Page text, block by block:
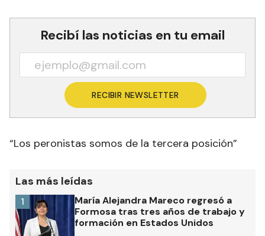
Recibí las noticias en tu email
RECIBIR NEWSLETTER
“Los peronistas somos de la tercera posición”
Las más leídas
María Alejandra Mareco regresó a
Formosa tras tres años de trabajo y
formación en Estados Unidos
1